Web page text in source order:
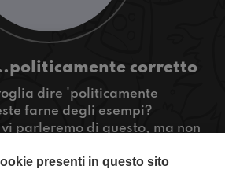
corretto
dire 'politicamente
farne degli esempi?
parleremo di questo, ma non
Oscar; con la mitica rubrica
presenti in questo sito